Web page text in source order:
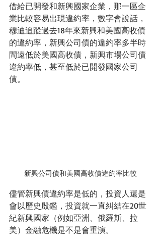
借給已開發和新興國家企業，那一區企
業比較容易出現違約率，數字會說話，
穆迪追蹤過去18年來新興和美國高收債
的違約率，新興公司債的違約率多半時
間遠低於美國高收債，新興市場公司債
違約率低，甚至低於已開發國家公司
債。
新興公司債和美國高收債違約率比較
儘管新興債違約率是低的，投資人還是
會以歷史殷鑑，投資就一直糾結在20世
紀新興國家（例如亞洲、俄羅斯、拉
美）金融危機是不是會重演。